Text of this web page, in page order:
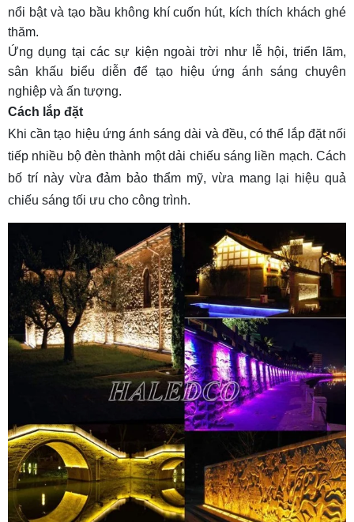
nổi bật và tạo bầu không khí cuốn hút, kích thích khách ghé
thăm.
Ứng dụng tại các sự kiện ngoài trời như lễ hội, triển lãm,
sân khấu biểu diễn để tạo hiệu ứng ánh sáng chuyên
nghiệp và ấn tượng.
Cách lắp đặt
Khi cần tạo hiệu ứng ánh sáng dài và đều, có thể lắp đặt nối
tiếp nhiều bộ đèn thành một dải chiếu sáng liền mạch. Cách
bố trí này vừa đảm bảo thẩm mỹ, vừa mang lại hiệu quả
chiếu sáng tối ưu cho công trình.